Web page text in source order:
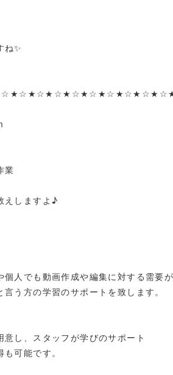
✨️
業
えしますよ♪
でも動画作成や編集に対する需要が
う方の学習のサポートを致します。
し、スタッフが学びのサポート
可能です。